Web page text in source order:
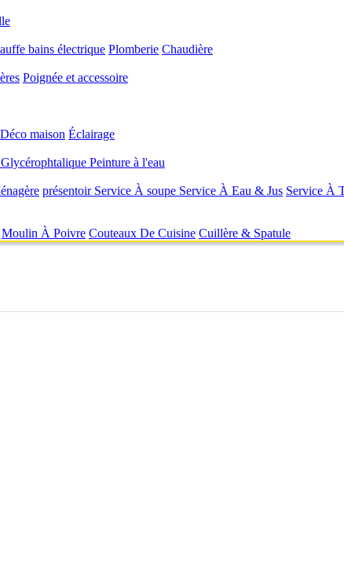
bains électrique Plomberie Chaudière
Poignée et accessoire
Déco maison Éclairage
Peinture à l'eau
présentoir Service À soupe Service À Eau & Jus Service À
Moulin À Poivre Couteaux De Cuisine Cuillère & Spatule